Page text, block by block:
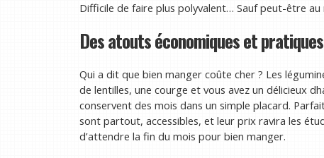
Difficile de faire plus polyvalent… Sauf peut-être au
Des atouts économiques et
Qui a dit que bien manger coûte cher ? Les
de lentilles, une courge et vous avez un délicieux
conservent des mois dans un simple placard.
sont partout, accessibles, et leur prix ravira les
d’attendre la fin du mois pour bien manger.